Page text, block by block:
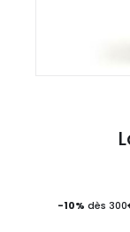
-10% dès